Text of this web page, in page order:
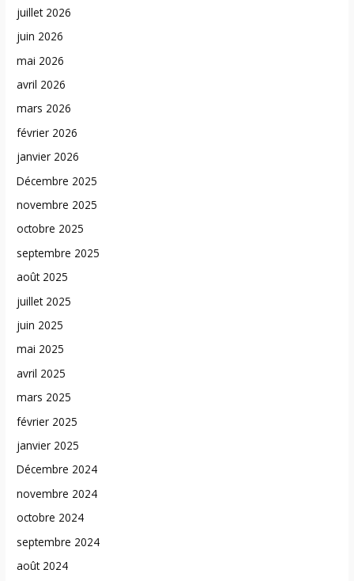
juillet 2026
juin 2026
mai 2026
avril 2026
mars 2026
février 2026
janvier 2026
Décembre 2025
novembre 2025
octobre 2025
septembre 2025
août 2025
juillet 2025
juin 2025
mai 2025
avril 2025
mars 2025
février 2025
janvier 2025
Décembre 2024
novembre 2024
octobre 2024
septembre 2024
août 2024